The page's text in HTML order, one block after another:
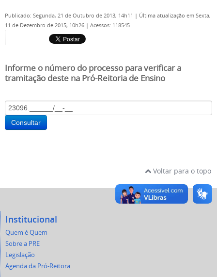
Publicado: Segunda, 21 de Outubro de 2013, 14h11 | Última atualização em Sexta,
11 de Dezembro de 2015, 10h26 | Acessos: 118545
Informe o número do processo para verificar a
tramitação deste na Pró-Reitoria de Ensino
Consultar
Voltar para o topo
Institucional
Quem é Quem
Sobre a PRE
Legislação
Agenda da Pró-Reitora